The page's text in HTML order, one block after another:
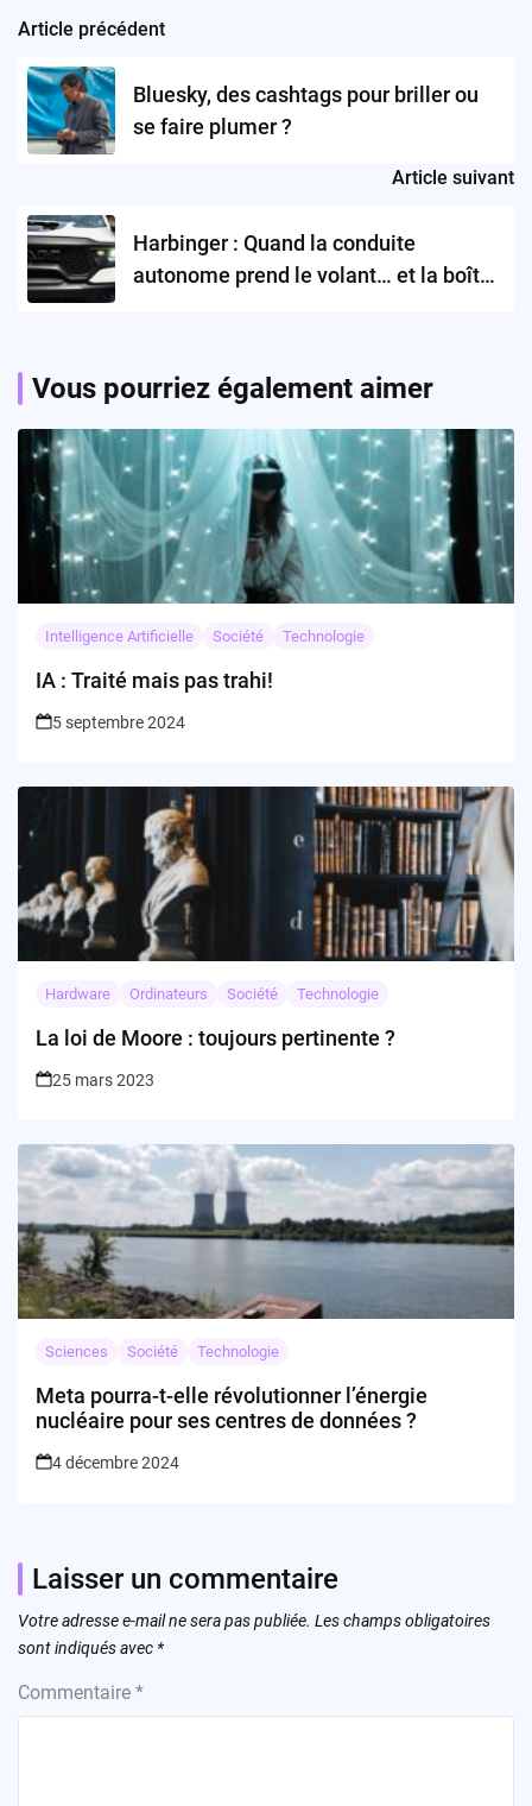
Post
navigation
Article précédent
Bluesky, des cashtags pour briller ou
se faire plumer ?
Article suivant
Harbinger : Quand la conduite
autonome prend le volant… et la boîte
Vous pourriez également aimer
Intelligence Artificielle Société Technologie
IA : Traité mais pas trahi!
5 septembre 2024
Hardware Ordinateurs Société Technologie
La loi de Moore : toujours pertinente ?
25 mars 2023
Sciences Société Technologie
Meta pourra-t-elle révolutionner l’énergie
nucléaire pour ses centres de données ?
4 décembre 2024
Laisser un commentaire
Votre adresse e-mail ne sera pas publiée. Les champs obligatoires
sont indiqués avec *
Commentaire *